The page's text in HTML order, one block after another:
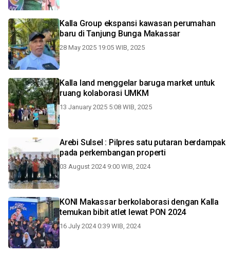
Kalla Group ekspansi kawasan perumahan
baru di Tanjung Bunga Makassar
28 May 2025 19:05 WIB, 2025
Kalla land menggelar baruga market untuk
ruang kolaborasi UMKM
13 January 2025 5:08 WIB, 2025
Arebi Sulsel : Pilpres satu putaran berdampak
pada perkembangan properti
03 August 2024 9:00 WIB, 2024
KONI Makassar berkolaborasi dengan Kalla
temukan bibit atlet lewat PON 2024
16 July 2024 0:39 WIB, 2024